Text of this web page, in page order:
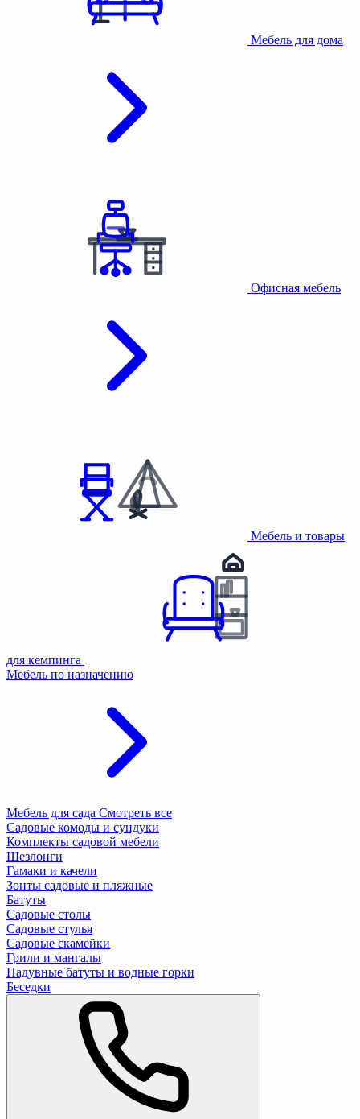
Мебель для дома
Офисная мебель
Мебель и товары
для кемпинга
Мебель по назначению
Мебель для сада Смотреть все
Садовые комоды и сундуки
Комплекты садовой мебели
Шезлонги
Гамаки и качели
Зонты садовые и пляжные
Батуты
Садовые столы
Садовые стулья
Садовые скамейки
Грили и мангалы
Надувные батуты и водные горки
Беседки